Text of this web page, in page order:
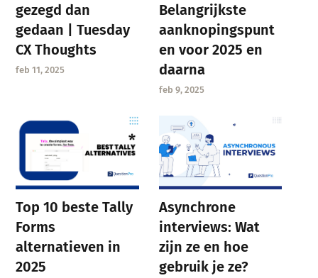
gezegd dan
gedaan | Tuesday
CX Thoughts
feb 11, 2025
Belangrijkste
aanknopingspunt
en voor 2025 en
daarna
feb 9, 2025
Top 10 beste Tally
Forms
alternatieven in
2025
Asynchrone
interviews: Wat
zijn ze en hoe
gebruik je ze?